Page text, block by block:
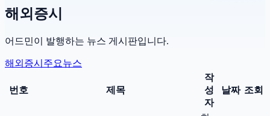
해외증시
어드민이 발행하는 뉴스 게시판입니다.
해외증시 주요뉴스
번호 제목
작
성
자
날짜 조회